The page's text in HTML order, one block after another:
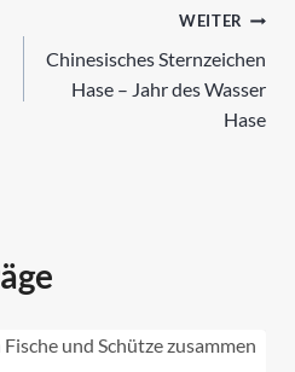
WEITER
Chinesisches Sternzeichen
Hase – Jahr des Wasser
Hase